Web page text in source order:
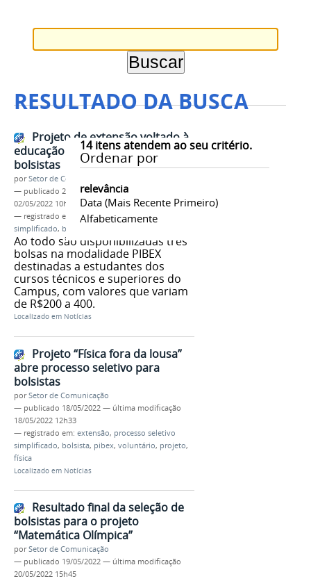
RESULTADO DA BUSCA
14itens atendem ao seu critério.
Ordenar por
relevância
Data (mais Recente Primeiro)
Alfabeticamente
Projeto de extensão voltado à
educação ambiental seleciona
bolsistas
porSetor de Comunicação
— publicado 29/04/2022—última modificação
02/05/2022 10h23
— registrado em:
extensão,processo seletivo
simplificado, bolsista
Ao todo são disponibilizadas três
bolsas na modalidade PIBEX
destinadas a estudantes dos
cursos técnicos e superiores do
Campus, com valores que variam
de R$200 a 400.
Localizado em Notícias
Projeto “Física fora da lousa”
abre processo seletivo para
bolsistas
porSetor de Comunicação
— publicado 18/05/2022 — última modificação
18/05/2022 12h33
— registrado em: extensão, processo seletivo
simplificado, bolsista, pibex, voluntário, projeto,
física
Localizado em Notícias
Resultado final da seleção de
bolsistas para o projeto
“Matemática Olímpica”
porSetor de Comunicação
— publicado 19/05/2022 — última modificação
20/05/2022 15h45